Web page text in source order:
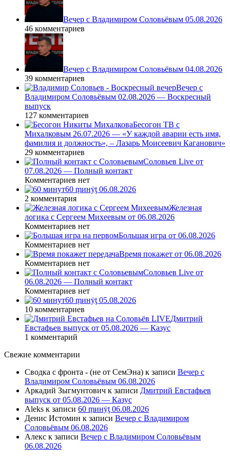
Вечер с Владимиром Соловьёвым 05.08.2026
46 комментариев
Вечер с Владимиром Соловьёвым 04.08.2026
39 комментариев
Вечер с
Владимиром Соловьёвым 02.08.2026 — Воскресный
выпуск
127 комментариев
Бесогон ТВ с
Михалковым 26.07.2026 — «У каждой аварии есть имя,
фамилия и должность», – Лазарь Моисеевич Каганович»
29 комментариев
Соловьев Live от
07.08.2026 — Полный контакт
Комментариев нет
60 ṃинẏƫ 06.08.2026
2 комментария
Железная
логика с Сергеем Михеевым от 06.08.2026
Комментариев нет
Большая игра от 06.08.2026
Комментариев нет
Время покажет от 06.08.2026
Комментариев нет
Соловьев Live от
06.08.2026 — Полный контакт
Комментариев нет
60 ṃинẏƫ 05.08.2026
10 комментариев
Дмитрий
Евстафьев выпуск от 05.08.2026 — Казус
1 комментарий
Свежие комментарии
Сводка с фронта - (не от СемЭна) к записи Вечер с
Владимиром Соловьёвым 06.08.2026
Аркадий Зыгмунтович к записи Дмитрий Евстафьев
выпуск от 05.08.2026 — Казус
Aleks к записи 60 ṃинẏƫ 06.08.2026
Денис Истомин к записи Вечер с Владимиром
Соловьёвым 06.08.2026
Алекс к записи Вечер с Владимиром Соловьёвым
06.08.2026